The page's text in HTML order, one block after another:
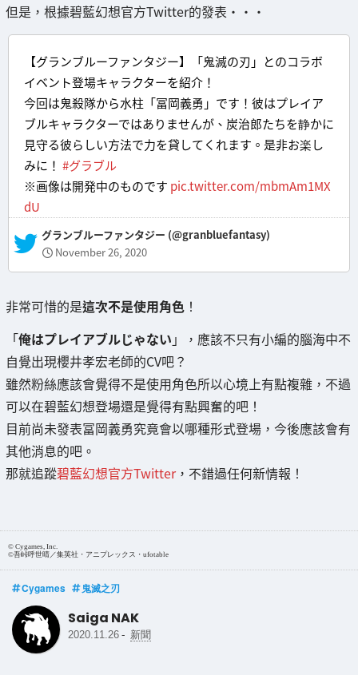
但是，根據碧藍幻想官方Twitter的發表・・・
【グランブルーファンタジー】「鬼滅の刃」とのコラボ
イベント登場キャラクターを紹介！
今回は鬼殺隊から水柱「冨岡義勇」です！彼はプレイア
ブルキャラクターではありませんが、炭治郎たちを静かに
見守る彼らしい方法で力を貸してくれます。是非お楽し
みに！ #グラブル
※画像は開発中のものです pic.twitter.com/mbmAm1MX
dU
— グランブルーファンタジー (@granbluefantasy)
November 26, 2020
非常可惜的是這次不是使用角色 ！
「俺はプレイアブルじゃない 」，應該不只有小編的腦海中不
自覺出現櫻井孝宏老師的CV吧？
雖然粉絲應該會覺得不是使用角色所以心境上有點複雜，不過
可以在碧藍幻想登場還是覺得有點興奮的吧！
目前尚未發表冨岡義勇究竟會以哪種形式登場，今後應該會有
其他消息的吧。
那就追蹤碧藍幻想官方Twitter，不錯過任何新情報！
© Cygames, Inc.
©吾峠呼世晴／集英社・アニプレックス・ufotable
Cygames 鬼滅之刃
Saiga NAK
2020.11.26 - 新聞